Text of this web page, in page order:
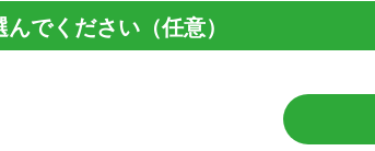
んでください（任意）